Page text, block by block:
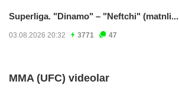
Superliga. "Dinamo" – "Neftchi" (matnli...
03.08.2026 20:32 3771 47
MMA (UFC) videolar